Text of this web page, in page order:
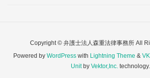
Copyright © 弁護士法人森重法律事務所 All
Powered by WordPress with Lightning Theme &
Unitby Vektor,Inc. technology.